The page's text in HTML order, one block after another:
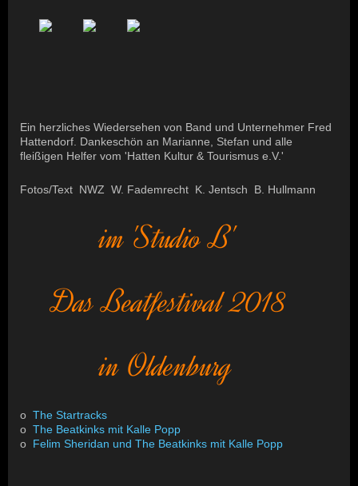
Ein herzliches Wiedersehen von Band und Unternehmer Fred
Hattendorf. Dankeschön an Marianne, Stefan und alle
fleißigen Helfer vom 'Hatten Kultur & Tourismus e.V.'
Fotos/Text NWZ W. Fademrecht K. Jentsch B. Hullmann
im 'Studio B'
Das Beatfestival 2018
in Oldenburg
o The Startracks
o The Beatkinks mit Kalle Popp
o Felim Sheridan und The Beatkinks mit Kalle Popp